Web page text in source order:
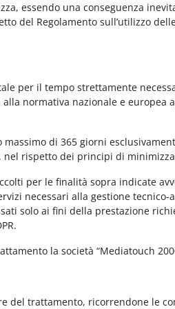
essendo una conseguenza
del Regolamento sull’utilizzo
per il tempo strettamente
normativa nazionale e europea
di 365 giorni
rispetto dei principi di
per le finalità sopra indicate
necessari alla gestione
solo ai fini della prestazione
la società “Mediatouch
del trattamento, ricorrendone le